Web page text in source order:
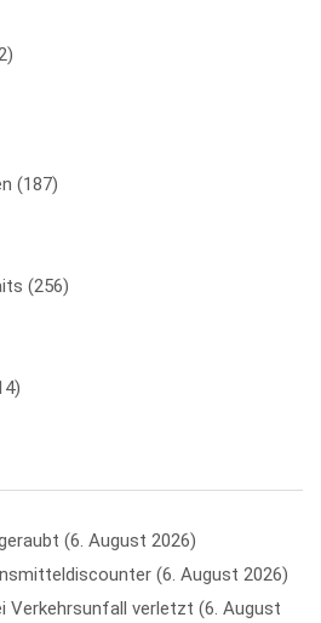
(187)
(256)
6. August 2026
6. August 2026
Verkehrsunfall verletzt 6. August